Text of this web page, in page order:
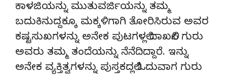
ಕಾಳಜಿಯನ್ನು ಮುತುವರ್ಜಿಯನ್ನು ತಮ್ಮ
ಬದುಕಿನುದ್ದಕ್ಕೂ ಮಕ್ಕಳಿಗಾಗಿ ತೋರಿಸಿರುವ ಅವರ
ಕಷ್ಟಸುಖಗಳನ್ನು ಅನೇಕ ಪುಟಗಳಲ್ಲಿ ದಾಖಲಿಸಿ ಗುರು
ಅವರು ತಮ್ಮ‌ ತಂದೆಯನ್ನು ನೆನೆದಿದ್ದಾರೆ. ಇನ್ನು
ಅನೇಕ ವ್ಯಕ್ತಿತ್ವಗಳನ್ನು ಪುಸ್ತಕದಲ್ಲಿ ಓದುವಾಗ ಗುರು